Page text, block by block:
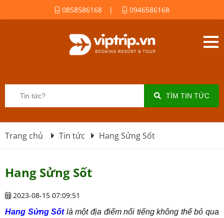
0858586168 | 0946586168
TÌM TIN TỨC
Trang chủ Tin tức Hang Sửng Sốt
Hang Sửng Sốt
2023-08-15 07:09:51
Hang Sửng Sốtlà một địa điểm nổi tiếng không thể bỏ qua